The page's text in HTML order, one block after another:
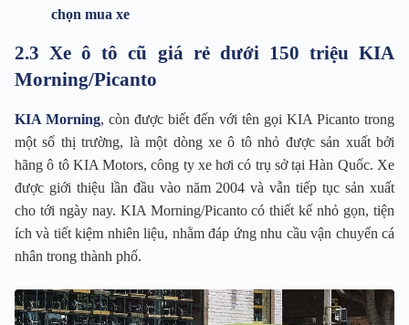
chọn mua xe
2.3 Xe ô tô cũ giá rẻ dưới 150 triệu KIA
Morning/Picanto
KIA Morning, còn được biết đến với tên gọi KIA Picanto trong
một số thị trường, là một dòng xe ô tô nhỏ được sản xuất bởi
hãng ô tô KIA Motors, công ty xe hơi có trụ sở tại Hàn Quốc. Xe
được giới thiệu lần đầu vào năm 2004 và vẫn tiếp tục sản xuất
cho tới ngày nay. KIA Morning/Picanto có thiết kế nhỏ gọn, tiện
ích và tiết kiệm nhiên liệu, nhằm đáp ứng nhu cầu vận chuyển cá
nhân trong thành phố.